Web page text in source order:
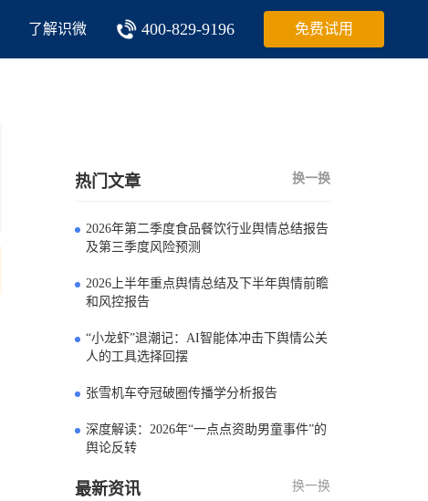
了解识微 400-829-9196 免费试用
热门文章 换一换
2026年第二季度食品餐饮行业舆情总结报告
及第三季度风险预测
2026上半年重点舆情总结及下半年舆情前瞻
和风控报告
“小龙虾”退潮记：AI智能体冲击下舆情公关
人的工具选择回摆
张雪机车夺冠破圈传播学分析报告
深度解读：2026年“一点点资助男童事件”的
舆论反转
最新资讯 换一换